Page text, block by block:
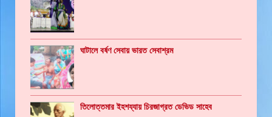
ঘাটালে বর্ষণ সেবায় ভারত সেবাশ্রম
তিলোত্তমার ইহশয্যায় চিরজাগ্রত ডেভিড সাহেব